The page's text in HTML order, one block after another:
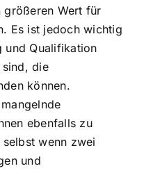
größeren Wert für
Es ist jedoch wichtig
und Qualifikation
die
können.
ebenfalls zu
wenn zwei
und